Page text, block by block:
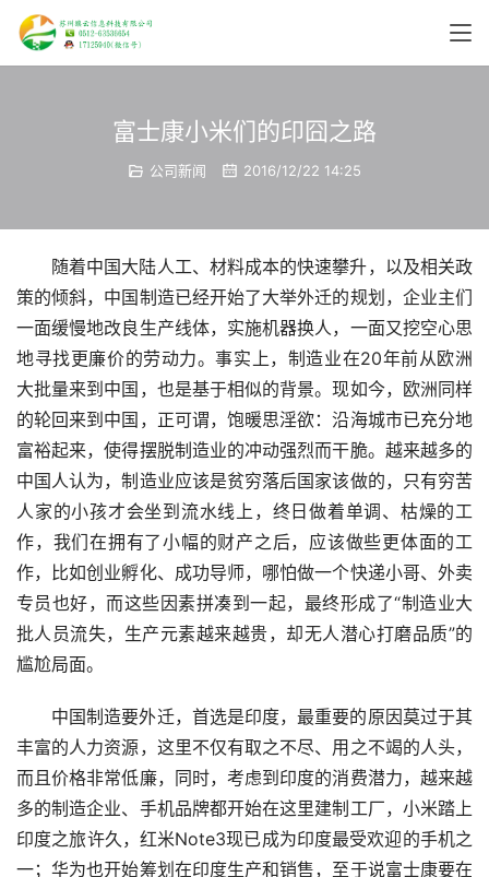
富士康小米们的印囧之路
公司新闻 2016/12/22 14:25
随着中国大陆人工、材料成本的快速攀升，以及相关政
策的倾斜，中国制造已经开始了大举外迁的规划，企业主们
一面缓慢地改良生产线体，实施机器换人，一面又挖空心思
地寻找更廉价的劳动力。事实上，制造业在20年前从欧洲
大批量来到中国，也是基于相似的背景。现如今，欧洲同样
的轮回来到中国，正可谓，饱暖思淫欲：沿海城市已充分地
富裕起来，使得摆脱制造业的冲动强烈而干脆。越来越多的
中国人认为，制造业应该是贫穷落后国家该做的，只有穷苦
人家的小孩才会坐到流水线上，终日做着单调、枯燥的工
作，我们在拥有了小幅的财产之后，应该做些更体面的工
作，比如创业孵化、成功导师，哪怕做一个快递小哥、外卖
专员也好，而这些因素拼凑到一起，最终形成了“制造业大
批人员流失，生产元素越来越贵，却无人潜心打磨品质”的
尴尬局面。
中国制造要外迁，首选是印度，最重要的原因莫过于其
丰富的人力资源，这里不仅有取之不尽、用之不竭的人头，
而且价格非常低廉，同时，考虑到印度的消费潜力，越来越
多的制造企业、手机品牌都开始在这里建制工厂，小米踏上
印度之旅许久，红米Note3现已成为印度最受欢迎的手机之
一；华为也开始筹划在印度生产和销售，至于说富士康要在